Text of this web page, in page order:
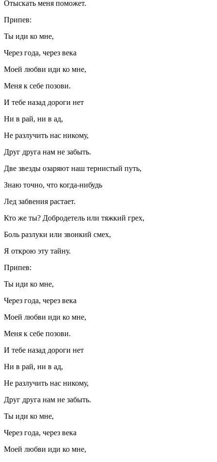
Отыскать меня поможет.
Припев:
Ты иди ко мне,
Через года, через века
Моей любви иди ко мне,
Меня к себе позови.
И тебе назад дороги нет
Ни в рай, ни в ад,
Не разлучить нас никому,
Друг друга нам не забыть.
Две звезды озаряют наш тернистый путь,
Знаю точно, что когда-нибудь
Лед забвения растает.
Кто же ты? Добродетель или тяжкий грех,
Боль разлуки или звонкий смех,
Я открою эту тайну.
Припев:
Ты иди ко мне,
Через года, через века
Моей любви иди ко мне,
Меня к себе позови.
И тебе назад дороги нет
Ни в рай, ни в ад,
Не разлучить нас никому,
Друг друга нам не забыть.
Ты иди ко мне,
Через года, через века
Моей любви иди ко мне,